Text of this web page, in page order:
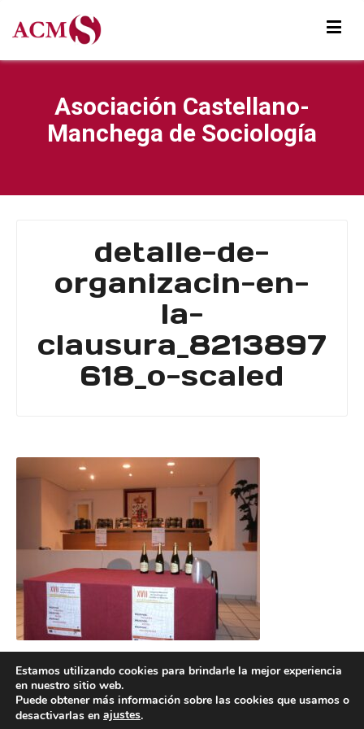
Asociación Castellano-
Manchega de Sociología
detalle-de-
organizacin-en-
la-
clausura_8213897
618_o-scaled
POLÍTICA DE COOKIES POLÍTICA DE PRIVACIDAD
Estamos utilizando cookies para brindarle la mejor experiencia
en nuestro sitio web.
Puede obtener más información sobre las cookies que usamos o
desactivarlas en ajustes.